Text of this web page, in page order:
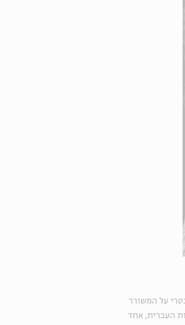
על המשורר
העברית, אחד